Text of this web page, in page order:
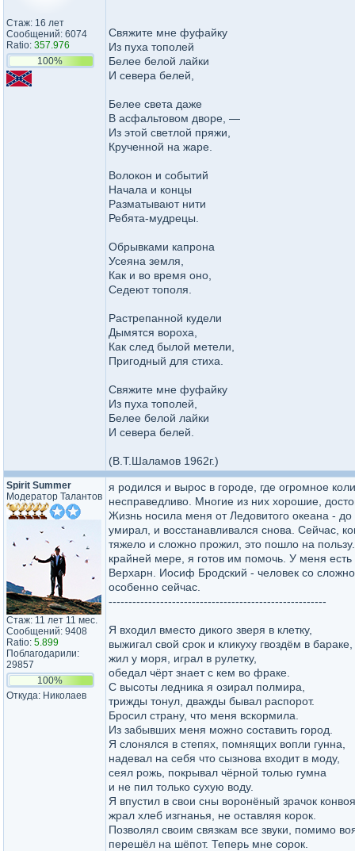
Стаж: 16 лет
Сообщений: 6074
Ratio: 357.976
100%
Свяжите мне фуфайку
Из пуха тополей
Белее белой лайки
И севера белей,
Белее света даже
В асфальтовом дворе, —
Из этой светлой пряжи,
Крученной на жаре.
Волокон и событий
Начала и концы
Разматывают нити
Ребята-мудрецы.
Обрывками капрона
Усеяна земля,
Как и во время оно,
Седеют тополя.
Растрепанной кудели
Дымятся вороха,
Как след былой метели,
Пригодный для стиха.
Свяжите мне фуфайку
Из пуха тополей,
Белее белой лайки
И севера белей.
(В.Т.Шаламов 1962г.)
Spirit Summer
Модератор Талантов
Стаж: 11 лет 11 мес.
Сообщений: 9408
Ratio: 5.899
Поблагодарили:
29857
100%
Откуда: Николаев
я родился и вырос в городе, где огромное
несправедливо. Многие из них хорошие,
Жизнь носила меня от Ледовитого океана -
умирал, и восстанавливался снова. Сейчас,
тяжело и сложно прожил, это пошло на
крайней мере, я готов им помочь. У меня
Верхарн. Иосиф Бродский - человек со
особенно сейчас.
-------------------------------------------------------
Я входил вместо дикого зверя в клетку,
выжигал свой срок и кликуху гвоздём в бараке,
жил у моря, играл в рулетку,
обедал чёрт знает с кем во фраке.
С высоты ледника я озирал полмира,
трижды тонул, дважды бывал распорот.
Бросил страну, что меня вскормила.
Из забывших меня можно составить город.
Я слонялся в степях, помнящих вопли гунна,
надевал на себя что сызнова входит в моду,
сеял рожь, покрывал чёрной толью гумна
и не пил только сухую воду.
Я впустил в свои сны воронёный зрачок
жрал хлеб изгнанья, не оставляя корок.
Позволял своим связкам все звуки, помимо
перешёл на шёпот. Теперь мне сорок.